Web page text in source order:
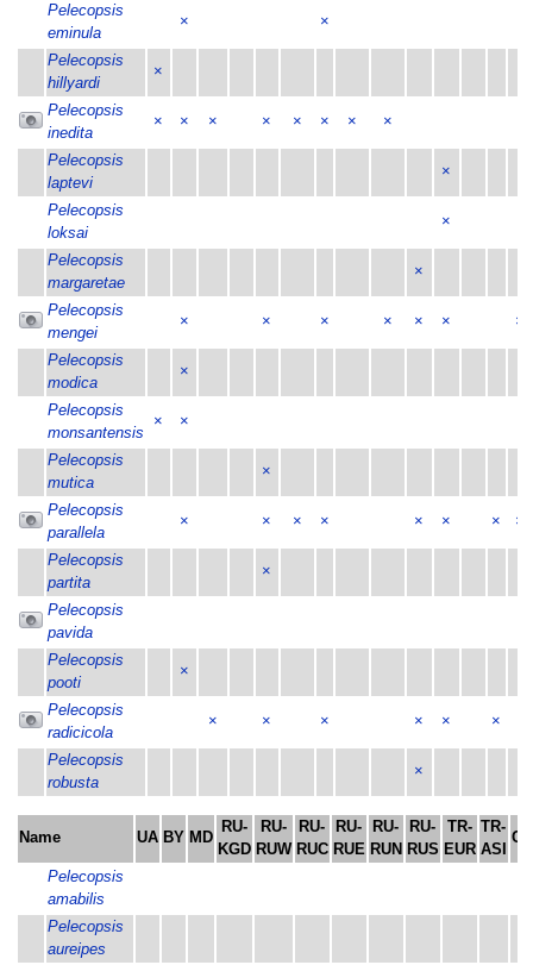
Pelecopsis
eminula
× ×
Pelecopsis
hillyardi
×
Pelecopsis
inedita
× × × × × × × ×
Pelecopsis
laptevi
×
Pelecopsis
loksai
×
Pelecopsis
margaretae
×
Pelecopsis
mengei
× × × × × × ×
Pelecopsis
modica
×
Pelecopsis
monsantensis
× ×
Pelecopsis
mutica
×
Pelecopsis
parallela
× × × × × × × ×
Pelecopsis
partita
×
Pelecopsis
pavida
Pelecopsis
pooti
×
Pelecopsis
radicicola
× × × × × ×
Pelecopsis
robusta
×
Name UA BY MD
RU-
KGD
RU-
RUW
RU-
RUC
RU-
RUE
RU-
RUN
RU-
RUS
TR-
EUR
TR-
ASI
CY
Pelecopsis
amabilis
Pelecopsis
aureipes